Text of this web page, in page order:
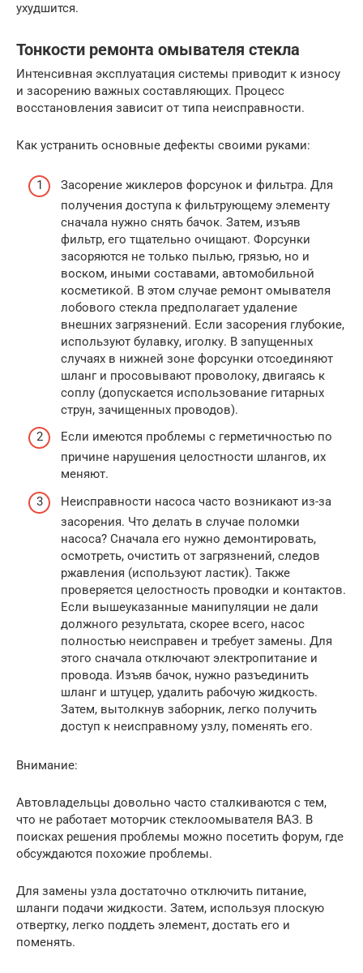
ухудшится.
Тонкости ремонта омывателя стекла
Интенсивная эксплуатация системы приводит к износу
и засорению важных составляющих. Процесс
восстановления зависит от типа неисправности.
Как устранить основные дефекты своими руками:
Засорение жиклеров форсунок и фильтра. Для
получения доступа к фильтрующему элементу
сначала нужно снять бачок. Затем, изъяв
фильтр, его тщательно очищают. Форсунки
засоряются не только пылью, грязью, но и
воском, иными составами, автомобильной
косметикой. В этом случае ремонт омывателя
лобового стекла предполагает удаление
внешних загрязнений. Если засорения глубокие,
используют булавку, иголку. В запущенных
случаях в нижней зоне форсунки отсоединяют
шланг и просовывают проволоку, двигаясь к
соплу (допускается использование гитарных
струн, зачищенных проводов).
Если имеются проблемы с герметичностью по
причине нарушения целостности шлангов, их
меняют.
Неисправности насоса часто возникают из-за
засорения. Что делать в случае поломки
насоса? Сначала его нужно демонтировать,
осмотреть, очистить от загрязнений, следов
ржавления (используют ластик). Также
проверяется целостность проводки и контактов.
Если вышеуказанные манипуляции не дали
должного результата, скорее всего, насос
полностью неисправен и требует замены. Для
этого сначала отключают электропитание и
провода. Изъяв бачок, нужно разъединить
шланг и штуцер, удалить рабочую жидкость.
Затем, вытолкнув заборник, легко получить
доступ к неисправному узлу, поменять его.
Внимание:
Автовладельцы довольно часто сталкиваются с тем,
что не работает моторчик стеклоомывателя ВАЗ. В
поисках решения проблемы можно посетить форум, где
обсуждаются похожие проблемы.
Для замены узла достаточно отключить питание,
шланги подачи жидкости. Затем, используя плоскую
отвертку, легко поддеть элемент, достать его и
поменять.